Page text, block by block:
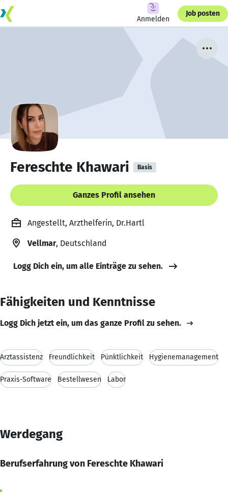
Anmelden
Job posten
Fereschte Khawari Basis
Ganzes Profil ansehen
Angestellt, Arzthelferin, Dr.Hartl
Vellmar, Deutschland
Logg Dich ein, um alle Einträge zu sehen.
Fähigkeiten und Kenntnisse
Logg Dich jetzt ein, um das ganze Profil zu sehen.
Arztassistenz Freundlichkeit Pünktlichkeit Hygienemanagement
Praxis-Software Bestellwesen Labor
Werdegang
Berufserfahrung von Fereschte Khawari